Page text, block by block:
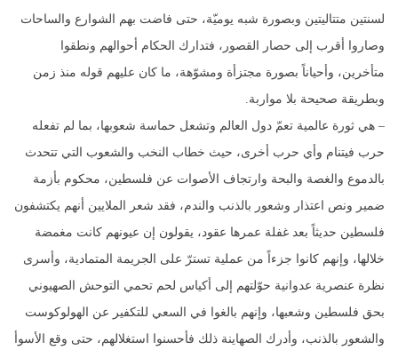
لسنتين متتاليتين وبصورة شبه يوميّة، حتى فاضت بهم الشوارع والساحات
وصاروا أقرب إلى حصار القصور، فتدارك الحكام أحوالهم ونطقوا
متأخرين، وأحياناً بصورة مجتزأة ومشوّهة، ما كان عليهم قوله منذ زمن
وبطريقة صحيحة بلا مواربة.
– هي ثورة عالمية تعمّ دول العالم وتشعل حماسة شعوبها، بما لم تفعله
حرب فيتنام وأي حرب أخرى، حيث خطاب النخب والشعوب التي تتحدث
بالدموع والغصة والبحة وارتجاف الأصوات عن فلسطين، محكوم بأزمة
ضمير ونص اعتذار وشعور بالذنب والندم، فقد شعر الملايين أنهم يكتشفون
فلسطين حديثاً بعد غفلة عمرها عقود، يقولون إن عيونهم كانت مغمضة
خلالها، وإنهم كانوا جزءاً من عملية تسترّ على الجريمة المتمادية، وأسرى
نظرة عنصرية عدوانية حوّلتهم إلى أكياس لحم تحمي التوحش الصهيوني
بحق فلسطين وشعبها، وإنهم بالغوا في السعي للتكفير عن الهولوكوست
والشعور بالذنب، وأدرك الصهاينة ذلك فأحسنوا استغلالهم، حتى وقع الأسوأ